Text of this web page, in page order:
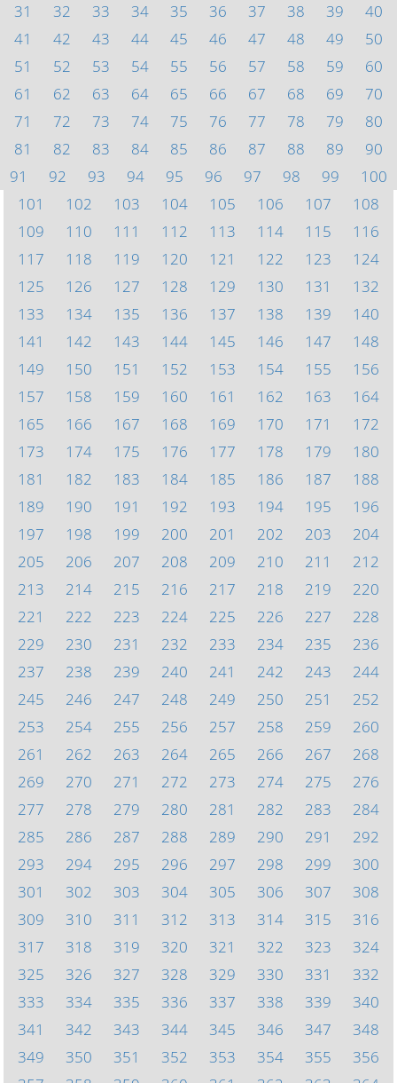
31
32 33 34 35 36 37 38 39
40
41
42 43 44 45 46 47 48 49
50
51
52 53 54 55 56 57 58 59
60
61
62 63 64 65 66 67 68 69
70
71
72 73 74 75 76 77 78 79
80
81
82 83 84 85 86 87 88 89
90
91
92 93 94 95 96 97 98 99
100
101
102 103 104 105 106 107
108
109
110 111 112 113 114 115
116
117
118 119 120 121 122 123
124
125
126 127 128 129 130 131
132
133
134 135 136 137 138 139
140
141
142 143 144 145 146 147
148
149
150 151 152 153 154 155
156
157
158 159 160 161 162 163
164
165
166 167 168 169 170 171
172
173
174 175 176 177 178 179
180
181
182 183 184 185 186 187
188
189
190 191 192 193 194 195
196
197
198 199 200 201 202 203
204
205
206 207 208 209 210 211
212
213
214 215 216 217 218 219
220
221
222 223 224 225 226 227
228
229
230 231 232 233 234 235
236
237
238 239 240 241 242 243
244
245
246 247 248 249 250 251
252
253
254 255 256 257 258 259
260
261
262 263 264 265 266 267
268
269
270 271 272 273 274 275
276
277
278 279 280 281 282 283
284
285
286 287 288 289 290 291
292
293
294 295 296 297 298 299
300
301
302 303 304 305 306 307
308
309
310 311 312 313 314 315
316
317
318 319 320 321 322 323
324
325
326 327 328 329 330 331
332
333
334 335 336 337 338 339
340
341
342 343 344 345 346 347
348
349
350 351 352 353 354 355
356